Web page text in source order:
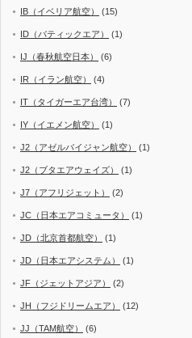
IB（イベリア航空） (15)
ID（バティックエア） (1)
IJ（春秋航空日本） (6)
IR（イラン航空） (4)
IT（タイガーエア台湾） (7)
IY（イエメン航空） (1)
J2（アゼルバイジャン航空） (1)
J2（ブタエアウェイズ） (1)
J7（アフリジェット） (2)
JC（日本エアコミュータ） (1)
JD（北京首都航空） (1)
JD（日本エアシステム） (1)
JF（ジェットアジア） (2)
JH（フジドリームエア） (12)
JJ（TAM航空） (6)